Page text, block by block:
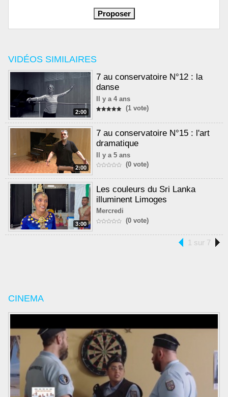
VIDÉOS SIMILAIRES
2:00
7 au conservatoire N°12 : la
danse
Il y a 4 ans
(1 vote)
2:00
7 au conservatoire N°15 : l'art
dramatique
Il y a 5 ans
(0 vote)
3:00
Les couleurs du Sri Lanka
illuminent Limoges
Mercredi
(0 vote)
1 sur 7
CINEMA